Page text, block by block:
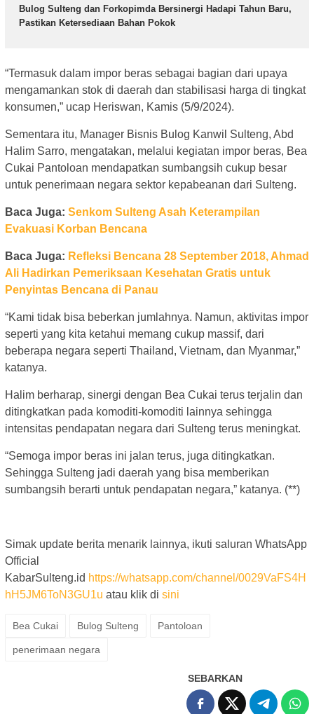
Bulog Sulteng dan Forkopimda Bersinergi Hadapi Tahun Baru,
Pastikan Ketersediaan Bahan Pokok
“Termasuk dalam impor beras sebagai bagian dari upaya
mengamankan stok di daerah dan stabilisasi harga di tingkat
konsumen,” ucap Heriswan, Kamis (5/9/2024).
Sementara itu, Manager Bisnis Bulog Kanwil Sulteng, Abd
Halim Sarro, mengatakan, melalui kegiatan impor beras, Bea
Cukai Pantoloan mendapatkan sumbangsih cukup besar
untuk penerimaan negara sektor kepabeanan dari Sulteng.
Baca Juga: Senkom Sulteng Asah Keterampilan
Evakuasi Korban Bencana
Baca Juga: Refleksi Bencana 28 September 2018, Ahmad
Ali Hadirkan Pemeriksaan Kesehatan Gratis untuk
Penyintas Bencana di Panau
“Kami tidak bisa beberkan jumlahnya. Namun, aktivitas impor
seperti yang kita ketahui memang cukup massif, dari
beberapa negara seperti Thailand, Vietnam, dan Myanmar,”
katanya.
Halim berharap, sinergi dengan Bea Cukai terus terjalin dan
ditingkatkan pada komoditi-komoditi lainnya sehingga
intensitas pendapatan negara dari Sulteng terus meningkat.
“Semoga impor beras ini jalan terus, juga ditingkatkan.
Sehingga Sulteng jadi daerah yang bisa memberikan
sumbangsih berarti untuk pendapatan negara,” katanya. (**)
Simak update berita menarik lainnya, ikuti saluran WhatsApp
Official
KabarSulteng.id https://whatsapp.com/channel/0029VaFS4H
hH5JM6ToN3GU1u atau klik di sini
Bea Cukai Bulog Sulteng Pantoloan
penerimaan negara
SEBARKAN